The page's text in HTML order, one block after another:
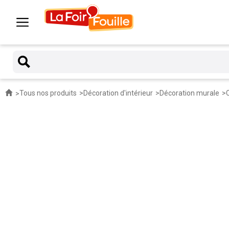
Tous nos produits Décoration d'intérieur Décoration murale